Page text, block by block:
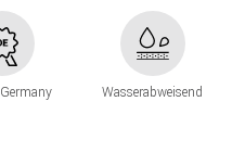
Wasserabweisend